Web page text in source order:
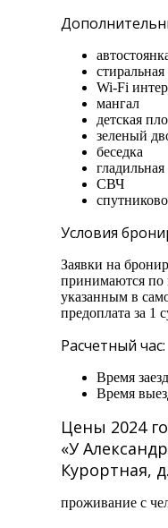
Wi-Fi
мангал
детская
зеленый
беседка
СВЧ
Условия
Заявки на
принимаются по
указанным в
предоплата за 1
Расчетный час:
Время
Время
Цены 2024
«У
Курортная,
проживание с